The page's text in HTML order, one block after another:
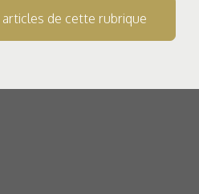
de cette rubrique